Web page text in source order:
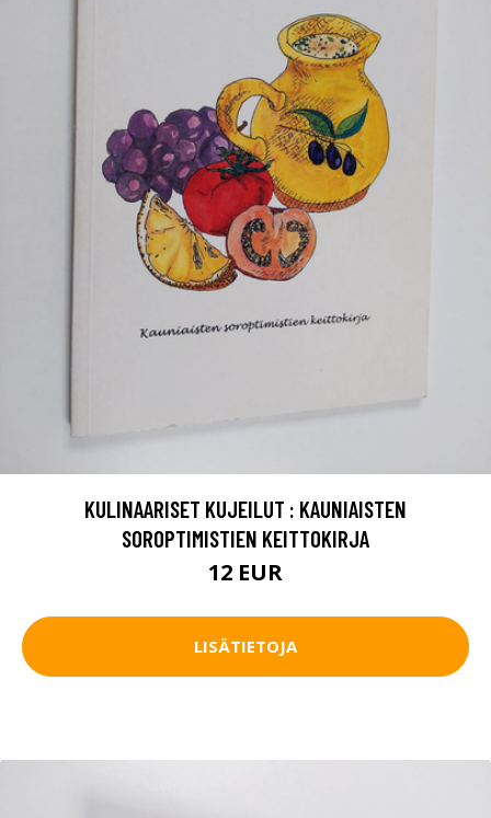
KULINAARISET KUJEILUT : KAUNIAISTEN
SOROPTIMISTIEN KEITTOKIRJA
12 EUR
LISÄTIETOJA